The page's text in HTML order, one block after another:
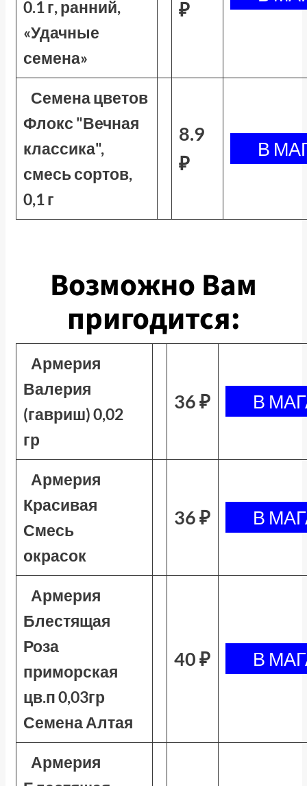
0.1 г, ранний,
«Удачные
семена»
₽
Семена цветов
Флокс "Вечная
классика",
смесь сортов,
0,1 г
8.9
₽
Возможно Вам
пригодится:
Армерия
Валерия
(гавриш) 0,02
гр
36 ₽
Армерия
Красивая
Смесь
окрасок
36 ₽
Армерия
Блестящая
Роза
приморская
цв.п 0,03гр
Семена Алтая
40 ₽
Армерия